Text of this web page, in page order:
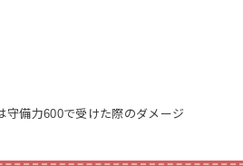
備力600で受けた際のダメージ